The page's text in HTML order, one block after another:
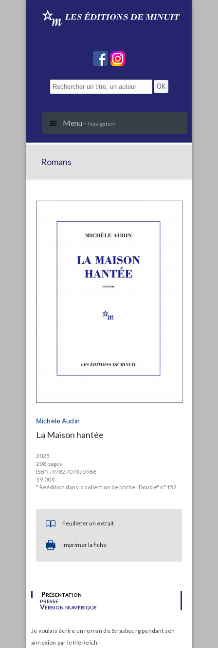
Menu - Navigation
Romans
Michèle Audin
La Maison hantée
2025
208 pages
ISBN : 9782707355966
19.00 €
* Réédition dans la collection de poche "Double" n°152
Feuilleter un extrait
Imprimer la fiche
Présentation
presse
Version numérique
Je voulais écrire un roman de Strasbourg pendant son
annexion par le IIIe Reich.